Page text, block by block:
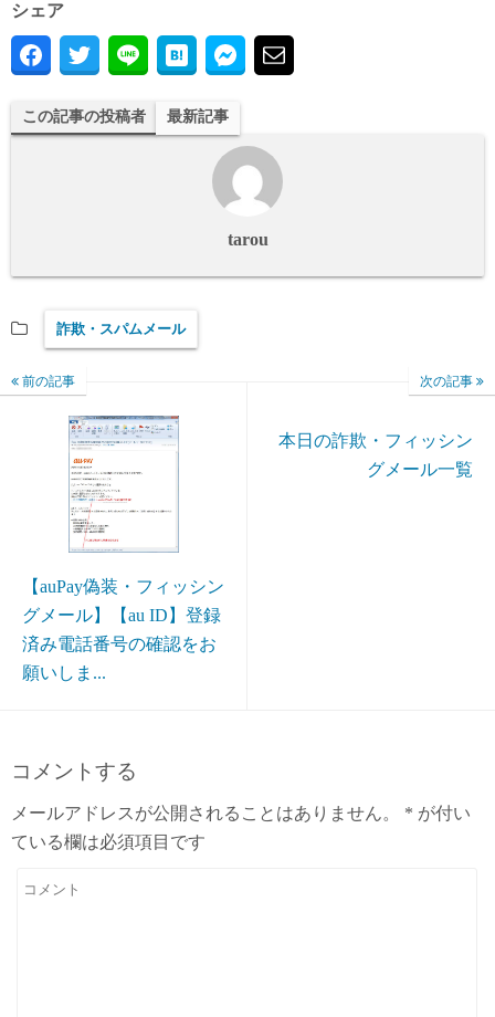
シェア
この記事の投稿者 最新記事
tarou
詐欺・スパムメール
前の記事
【auPay偽装・フィッシン
グメール】【au ID】登録
済み電話番号の確認をお
願いしま...
次の記事
本日の詐欺・フィッシン
グメール一覧
コメントする
メールアドレスが公開されることはありません。 * が付い
ている欄は必須項目です